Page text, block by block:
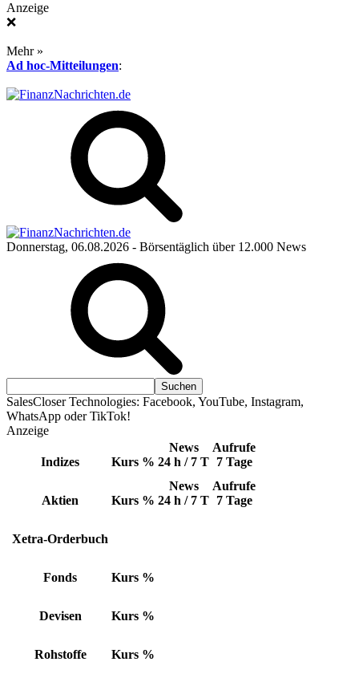
Anzeige
❌
Mehr »
Ad hoc-Mitteilungen:
Donnerstag, 06.08.2026 - Börsentäglich über 12.000 News
SalesCloser Technologies: Facebook, YouTube, Instagram,
WhatsApp oder TikTok!
Anzeige
Indizes Kurs %
News
24 h / 7 T
Aufrufe
7 Tage
Aktien Kurs %
News
24 h / 7 T
Aufrufe
7 Tage
Xetra-Orderbuch
Fonds Kurs %
Devisen Kurs %
Rohstoffe Kurs %